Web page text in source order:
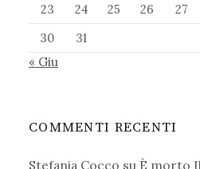
23
24 25 26 27
30
31
« Giu
COMMENTI RECENTI
Stefania Cocco su È morto